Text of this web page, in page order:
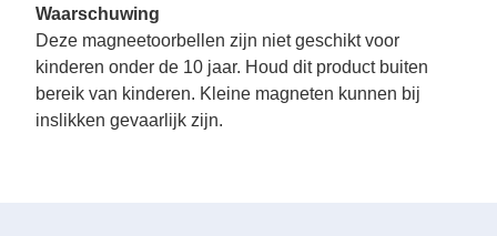
Waarschuwing
Deze magneetoorbellen zijn niet geschikt voor
kinderen onder de 10 jaar. Houd dit product buiten
bereik van kinderen. Kleine magneten kunnen bij
inslikken gevaarlijk zijn.